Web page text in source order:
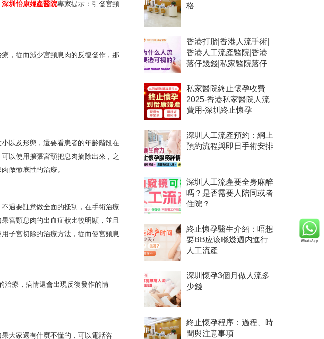
深圳怡康婦產醫院專家提示：引發宮頸
，從而減少宮頸息肉的反復發作，那
以及形態，還要看患者的年齡階段在
以使用擴張宮頸把息肉摘除出來，之
做徹底性的治療。
過要註意做全面的搔刮，在手術治療
宮頸息肉的出血症狀比較明顯，並且
子宮切除的治療方法，從而使宮頸息
治療，病情還會出現反復發作的情
大家還有什麼不懂的，可以電話咨
格
香港打胎|香港人流手術|
香港人工流產醫院|香港
落仔幾錢|私家醫院落仔
私家醫院終止懷孕收費
2025-香港私家醫院人流
費用-深圳終止懷孕
深圳人工流產預約：網上
預約流程與即日手術安排
深圳人工流產要全身麻醉
嗎？是否需要人陪同或者
住院？
終止懷孕醫生介紹：唔想
要BB应该喺幾週内進行
人工流產
深圳懷孕3個月做人流多
少錢
終止懷孕程序：過程、時
間與注意事項